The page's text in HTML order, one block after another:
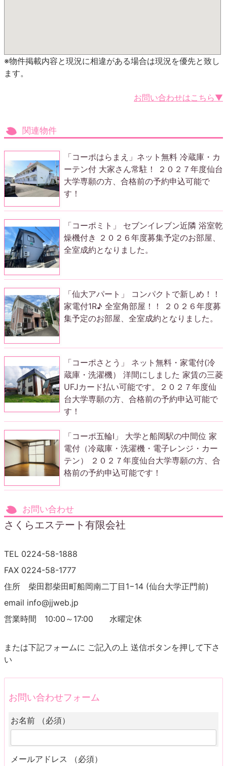
※物件掲載内容と現況に相違がある場合は現況を優先と致し
ます。
お問い合わせはこちら▼
関連物件
「コーポはらまえ」ネット無料 冷蔵庫・カ
ーテン付 大家さん常駐！ ２０２７年度仙台
大学専願の方、合格前の予約申込可能で
す！
「コーポミト」 セブンイレブン近隣 浴室乾
燥機付き ２０２６年度募集予定のお部屋、
全室成約となりました。
「仙大アパート」 コンパクトで新しめ！！
家電付1R♪ 全室角部屋！！ ２０２６年度募
集予定のお部屋、全室成約となりました。
「コーポさとう」 ネット無料・家電付(冷
蔵庫・洗濯機） 洋間にしました 家賃の三菱
UFJカード払い可能です。２０２７年度仙
台大学専願の方、合格前の予約申込可能で
す！
「コーポ五輪Ⅰ」 大学と船岡駅の中間位 家
電付（冷蔵庫・洗濯機・電子レンジ・カー
テン） ２０２７年度仙台大学専願の方、合
格前の予約申込可能です！
お問い合わせ
さくらエステート有限会社
TEL 0224-58-1888
FAX 0224-58-1777
住所 柴田郡柴田町船岡南二丁目1−14 (仙台大学正門前)
email info@jjweb.jp
営業時間 10:00～17:00 水曜定休
または下記フォームに ご記入の上 送信ボタンを押して下さ
い
お問い合わせフォーム
お名前 （必須）
メールアドレス （必須）